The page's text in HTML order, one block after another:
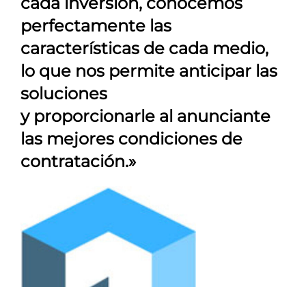
perfectamente las
características de cada medio,
lo que nos permite anticipar las
soluciones
y proporcionarle al anunciante
las mejores condiciones de
contratación.»